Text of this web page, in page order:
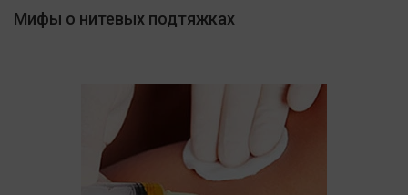
Мифы о нитевых подтяжках